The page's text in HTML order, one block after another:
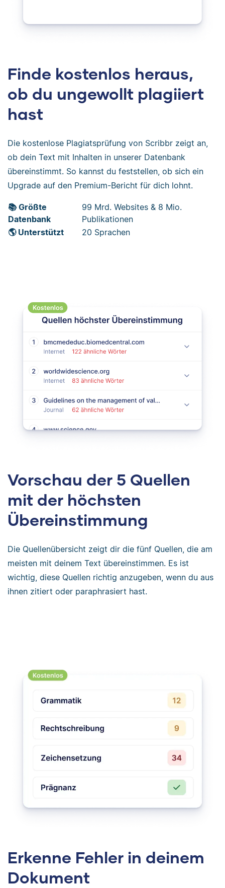
Finde kostenlos heraus,
ob du ungewollt plagiiert
hast
Die kostenlose Plagiatsprüfung von Scribbr zeigt an,
ob dein Text mit Inhalten in unserer Datenbank
übereinstimmt. So kannst du feststellen, ob sich ein
Upgrade auf den Premium-Bericht für dich lohnt.
📚 Größte
Datenbank
99 Mrd. Websites & 8 Mio.
Publikationen
🌎 Unterstützt
20 Sprachen
Vorschau der 5 Quellen
mit der höchsten
Übereinstimmung
Die Quellenübersicht zeigt dir die fünf Quellen, die am
meisten mit deinem Text übereinstimmen. Es ist
wichtig, diese Quellen richtig anzugeben, wenn du aus
ihnen zitiert oder paraphrasiert hast.
Erkenne Fehler in deinem
Dokument